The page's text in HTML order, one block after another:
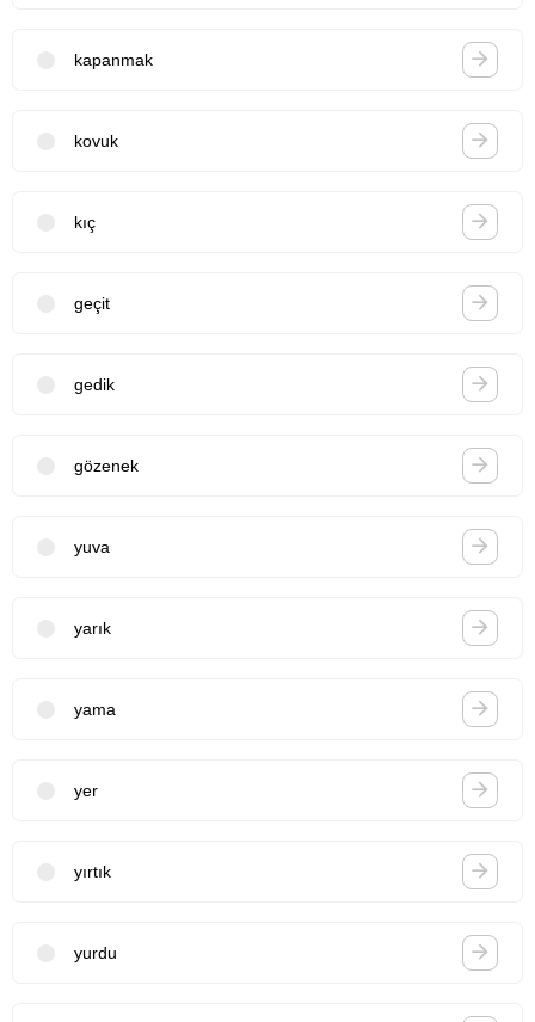
kapanmak
kovuk
kıç
geçit
gedik
gözenek
yuva
yarık
yama
yer
yırtık
yurdu